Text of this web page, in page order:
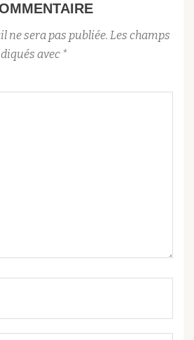
ne sera pas publiée. Les champs
avec *